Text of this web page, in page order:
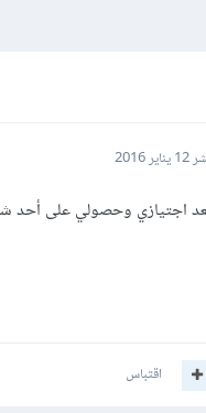
12 يناير 2016
اجتيازي وحصولي على أحد
اقتباس